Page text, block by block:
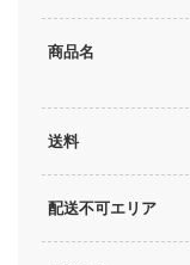
商品名
送料
配送不可エリア